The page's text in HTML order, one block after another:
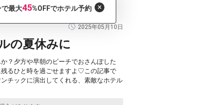
2025年05月10日
の夏休みに
？夕方や早朝のビーチでおさんぽした
るひと時を過ごせますよ♡この記事で
チックに演出してくれる、素敵なホテル